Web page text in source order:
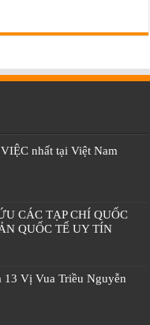
nhất tại Việt Nam
CÁC TẠP CHÍ QUỐC
QUỐC TẾ UY TÍN
Vị Vua Triều Nguyễn